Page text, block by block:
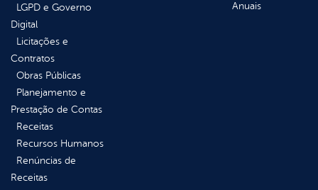
LGPD e Governo
Digital
Licitações e
Contratos
Obras Públicas
Planejamento e
Prestação de Contas
Receitas
Recursos Humanos
Renúncias de
Receitas
Anuais